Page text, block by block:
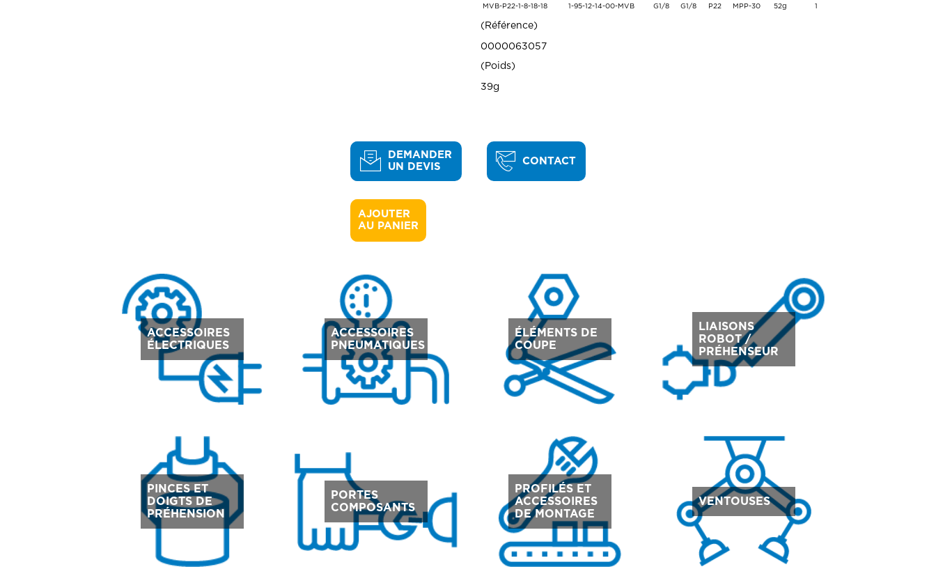
MVB-P22-1-8-18-18
1-95-12-14-00-MVB G1/8 G1/8 P22 MPP-30 52g 1
Référence
0000063057
Poids
39g
DEMANDER
UN DEVIS
AJOUTER
AU PANIER
CONTACT
ACCESSOIRES
ÉLECTRIQUES
ACCESSOIRES
PNEUMATIQUES
ÉLÉMENTS DE
COUPE
LIAISONS
ROBOT /
PRÉHENSEUR
PINCES ET
DOIGTS DE
PRÉHENSION
PORTES
COMPOSANTS
PROFILÉS ET
ACCESSOIRES
DE MONTAGE
VENTOUSES